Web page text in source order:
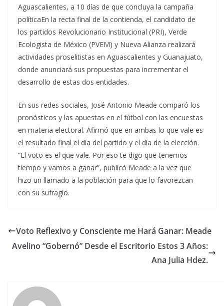
Aguascalientes, a 10 días de que concluya la campaña
políticaEn la recta final de la contienda, el candidato de
los partidos Revolucionario Institucional (PRI), Verde
Ecologista de México (PVEM) y Nueva Alianza realizará
actividades proselitistas en Aguascalientes y Guanajuato,
donde anunciará sus propuestas para incrementar el
desarrollo de estas dos entidades.
En sus redes sociales, José Antonio Meade comparó los
pronósticos y las apuestas en el fútbol con las encuestas
en materia electoral. Afirmó que en ambas lo que vale es
el resultado final el día del partido y el día de la elección.
“El voto es el que vale. Por eso te digo que tenemos
tiempo y vamos a ganar”, publicó Meade a la vez que
hizo un llamado a la población para que lo favorezcan
con su sufragio.
Voto Reflexivo y Consciente me Hará Ganar: Meade
Avelino “Gobernó” Desde el Escritorio Estos 3 Años:
Ana Julia Hdez.